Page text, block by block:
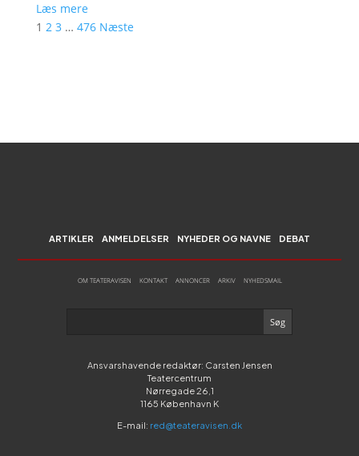
Læs mere
1 2 3 … 476 Næste
ARTIKLER ANMELDELSER NYHEDER OG NAVNE DEBAT
OM TEATERAVISEN KONTAKT ANNONCER ARKIV NYHEDSMAIL
Ansvarshavende redaktør: Carsten Jensen
Teatercentrum
Nørregade 26,1
1165 København K
E-mail: red@teateravisen.dk